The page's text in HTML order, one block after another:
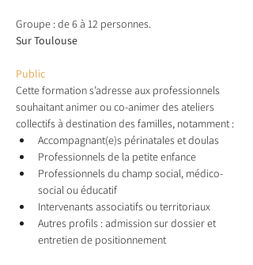
Groupe : de 6 à 12 personnes.
Sur Toulouse
Public
Cette formation s’adresse aux professionnels
souhaitant animer ou co-animer des ateliers
collectifs à destination des familles, notamment :
Accompagnant(e)s périnatales et doulas
Professionnels de la petite enfance
Professionnels du champ social, médico-
social ou éducatif
Intervenants associatifs ou territoriaux
Autres profils : admission sur dossier et
entretien de positionnement